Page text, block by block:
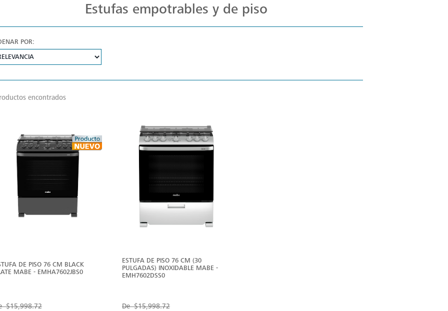
Estufas empotrables y de piso
POR:
encontrados
DE PISO 76 CM BLACK
MABE - EMHA7602JBS0
$15,998.72
ESTUFA DE PISO 76 CM (30
PULGADAS) INOXIDABLE MABE -
EMH7602DSS0
De$15,998.72